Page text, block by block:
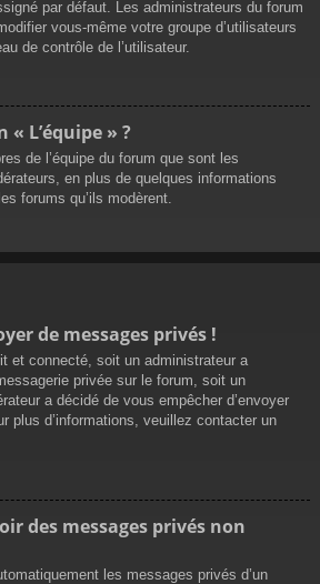
par défaut. Les administrateurs du forum
vous-même votre groupe d’utilisateurs
de contrôle de l’utilisateur.
« L’équipe » ?
de l’équipe du forum que sont les
en plus de quelques informations
forums qu’ils modèrent.
de messages privés !
et connecté, soit un administrateur a
privée sur le forum, soit un
a décidé de vous empêcher d’envoyer
plus d’informations, veuillez contacter un
des messages privés non
les messages privés d’un